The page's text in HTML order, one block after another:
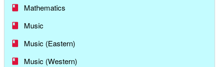
Mathematics
Music
Music (Eastern)
Music (Western)